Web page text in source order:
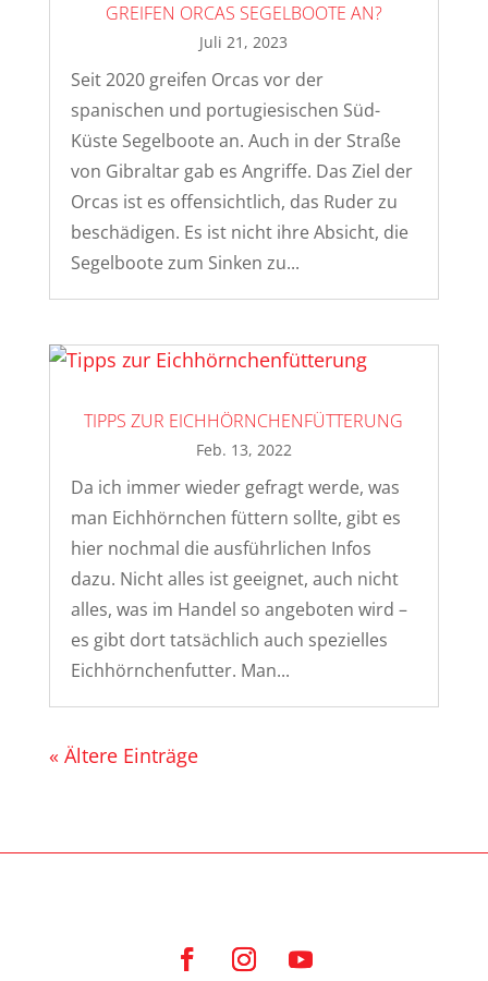
GREIFEN ORCAS SEGELBOOTE AN?
Juli 21, 2023
Seit 2020 greifen Orcas vor der
spanischen und portugiesischen Süd-
Küste Segelboote an. Auch in der Straße
von Gibraltar gab es Angriffe. Das Ziel der
Orcas ist es offensichtlich, das Ruder zu
beschädigen. Es ist nicht ihre Absicht, die
Segelboote zum Sinken zu...
TIPPS ZUR EICHHÖRNCHENFÜTTERUNG
Feb. 13, 2022
Da ich immer wieder gefragt werde, was
man Eichhörnchen füttern sollte, gibt es
hier nochmal die ausführlichen Infos
dazu. Nicht alles ist geeignet, auch nicht
alles, was im Handel so angeboten wird –
es gibt dort tatsächlich auch spezielles
Eichhörnchenfutter. Man...
« Ältere Einträge